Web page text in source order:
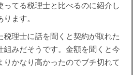
ってる税理士と比べるのに紹介し
ます。
税理士に話を聞くと契約が取れた
組みだそうです。金額を聞くと今
りかなり高かったのでブチ切れて